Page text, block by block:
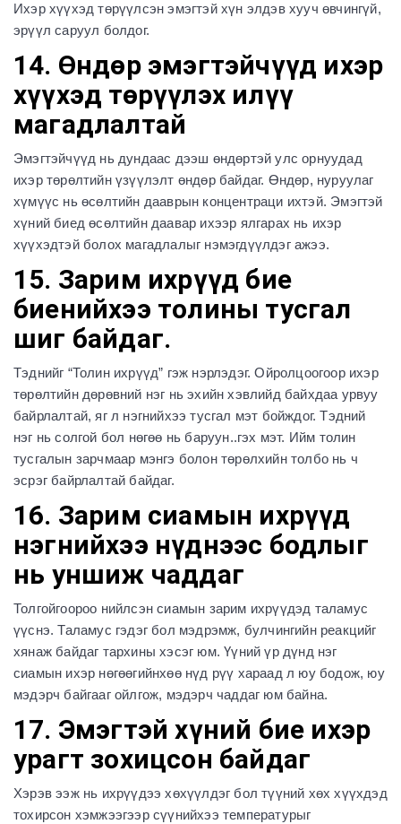
Ихэр хүүхэд төрүүлсэн эмэгтэй хүн элдэв хууч өвчингүй,
эрүүл саруул болдог.
14. Өндөр эмэгтэйчүүд ихэр
хүүхэд төрүүлэх илүү
магадлалтай
Эмэгтэйчүүд нь дундаас дээш өндөртэй улс орнуудад
ихэр төрөлтийн үзүүлэлт өндөр байдаг. Өндөр, нуруулаг
хүмүүс нь өсөлтийн дааврын концентраци ихтэй. Эмэгтэй
хүний биед өсөлтийн даавар ихээр ялгарах нь ихэр
хүүхэдтэй болох магадлалыг нэмэгдүүлдэг ажээ.
15. Зарим ихрүүд бие
биенийхээ толины тусгал
шиг байдаг.
Тэднийг “Толин ихрүүд” гэж нэрлэдэг. Ойролцоогоор ихэр
төрөлтийн дөрөвний нэг нь эхийн хэвлийд байхдаа урвуу
байрлалтай, яг л нэгнийхээ тусгал мэт бойждог. Тэдний
нэг нь солгой бол нөгөө нь баруун..гэх мэт. Ийм толин
тусгалын зарчмаар мэнгэ болон төрөлхийн толбо нь ч
эсрэг байрлалтай байдаг.
16. Зарим сиамын ихрүүд
нэгнийхээ нүднээс бодлыг
нь уншиж чаддаг
Толгойгоороо нийлсэн сиамын зарим ихрүүдэд таламус
үүснэ. Таламус гэдэг бол мэдрэмж, булчингийн реакцийг
хянаж байдаг тархины хэсэг юм. Үүний үр дүнд нэг
сиамын ихэр нөгөөгийнхөө нүд рүү хараад л юу бодож, юу
мэдэрч байгааг ойлгож, мэдэрч чаддаг юм байна.
17. Эмэгтэй хүний бие ихэр
урагт зохицсон байдаг
Хэрэв ээж нь ихрүүдээ хөхүүлдэг бол түүний хөх хүүхдэд
тохирсон хэмжээгээр сүүнийхээ температурыг